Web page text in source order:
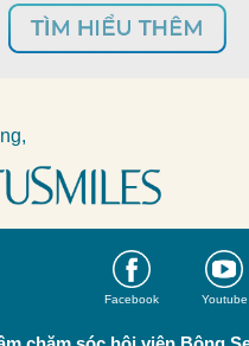
Facebook Youtube